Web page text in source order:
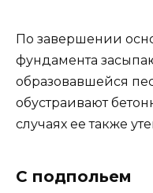
По завершении
фундамента
образовавшейся
обустраивают
случаях ее также
С подпольем